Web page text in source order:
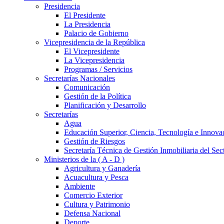
Presidencia
El Presidente
La Presidencia
Palacio de Gobierno
Vicepresidencia de la República
El Vicepresidente
La Vicepresidencia
Programas / Servicios
Secretarías Nacionales
Comunicación
Gestión de la Política
Planificación y Desarrollo
Secretarías
Agua
Educación Superior, Ciencia, Tecnología e
Gestión de Riesgos
Secretaría Técnica de Gestión Inmobiliaria del
Ministerios de la ( A - D )
Agricultura y Ganadería
Acuacultura y Pesca
Ambiente
Comercio Exterior
Cultura y Patrimonio
Defensa Nacional
Deporte